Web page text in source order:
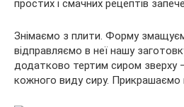
Знімаємо з плити. Форму
відправляємо в неї нашу
додатково тертим сиром зверху
кожного виду сиру. Прикрашаємо